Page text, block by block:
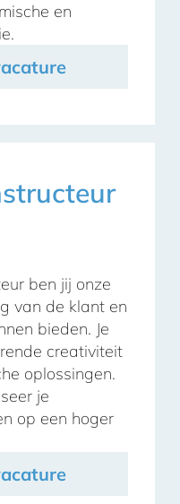
en
ben jij onze
van de klant en
bieden. Je
creativiteit
oplossingen.
je
op een hoger